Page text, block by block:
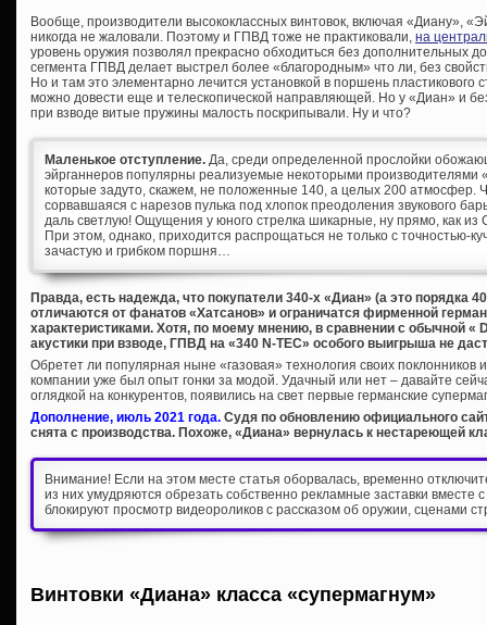
Вообще, производители высококлассных винтовок, включая «Диану»,
никогда не жаловали. Поэтому и ГПВД тоже не практиковали, на
уровень оружия позволял прекрасно обходиться без дополнительных
сегмента ГПВД делает выстрел более «благородным» что ли, без
Но и там это элементарно лечится установкой в поршень пластикового
можно довести еще и телескопической направляющей. Но у «Диан» и
при взводе витые пружины малость поскрипывали. Ну и что?
Маленькое отступление. Да, среди определенной прослойки
эйрганнеров популярны реализуемые некоторыми
которые задуто, скажем, не положенные 140, а целых 200 атмосфер.
сорвавшаяся с нарезов пулька под хлопок преодоления звукового
даль светлую! Ощущения у юного стрелка шикарные, ну прямо, как из
При этом, однако, приходится распрощаться не только с точностью-
зачастую и грибком поршня…
Правда, есть надежда, что покупатели 340-х «Диан» (а это порядка
отличаются от фанатов «Хатсанов» и ограничатся фирменной
характеристиками. Хотя, по моему мнению, в сравнении с обычной «
акустики при взводе, ГПВД на «340 N-TEC» особого выигрыша не
Обретет ли популярная ныне «газовая» технология своих
компании уже был опыт гонки за модой. Удачный или нет – давайте
оглядкой на конкурентов, появились на свет первые германские
Дополнение, июль 2021 года. Судя по обновлению официального
снята с производства. Похоже, «Диана» вернулась к нестареющей
Внимание! Если на этом месте статья оборвалась, временно
из них умудряются обрезать собственно рекламные заставки вместе
блокируют просмотр видеороликов с рассказом об оружии, сценами
Винтовки «Диана» класса «супермагнум»